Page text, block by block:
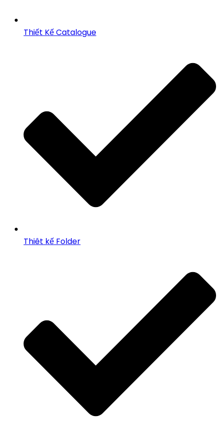
Thiết Kế Catalogue
Thiêt kế Folder